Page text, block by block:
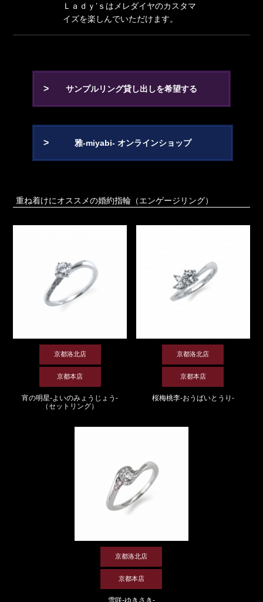
Ｌａｄｙ’ｓはメレダイヤのカスタマ
イズを楽しんでいただけます。
サンプルリング貸し出しを希望する
雅-miyabi- オンラインショップ
重ね着けにオススメの婚約指輪（エンゲージリング）
京都洛北店
京都本店
宵の明星-よいのみょうじょう-
（セットリング）
京都洛北店
京都本店
桜梅桃李-おうばいとうり-
京都洛北店
京都本店
雪咲-ゆきさき-